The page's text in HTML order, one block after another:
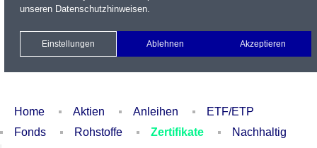
Newsletter Kontakt
Xetra Realtime
Watchlist Portfolio Login
Home Aktien Anleihen
ETF/ETP
Fonds
Rohstoffe Zertifikate
Nachhaltig
unseren Datenschutzhinweisen.
Einstellungen Ablehnen Akzeptieren